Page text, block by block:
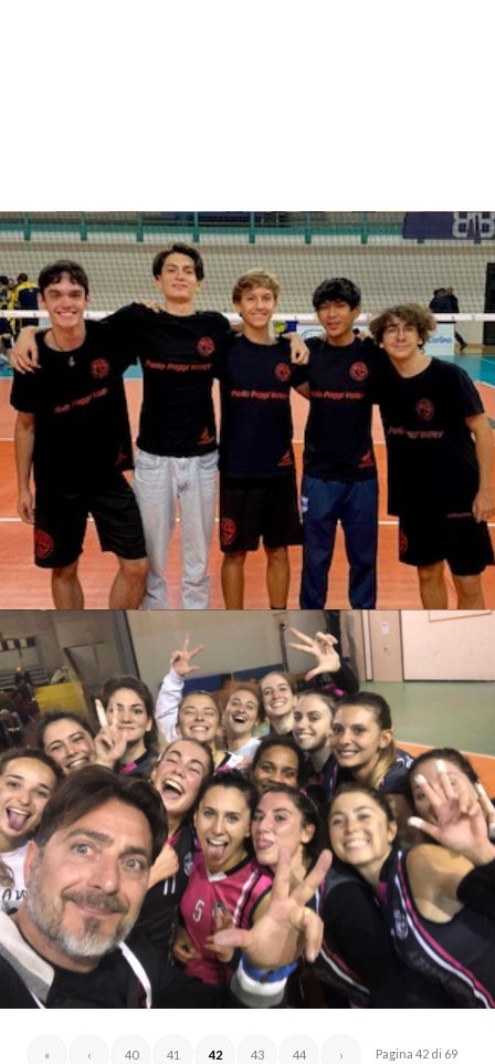
Pagina 42 di 69
« ‹ 40 41 42 43 44 ›